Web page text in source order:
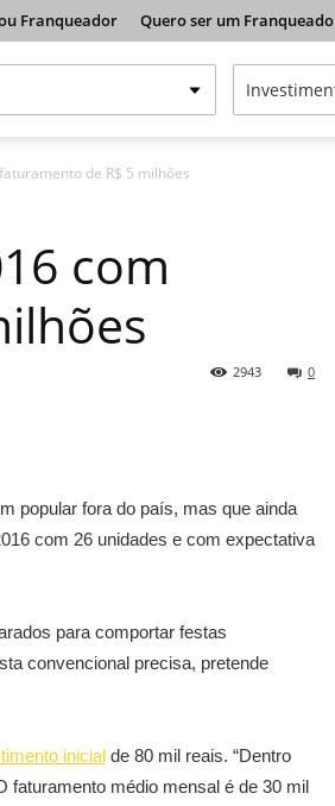
Franqueador Quero ser um Franqueado
de R$ 5 milhões
com
0
2943
popular fora do país, mas que ainda
com 26 unidades e com expectativa
para comportar festas
convencional precisa, pretende
inicial de 80 mil reais. “Dentro
faturamento médio mensal é de 30 mil